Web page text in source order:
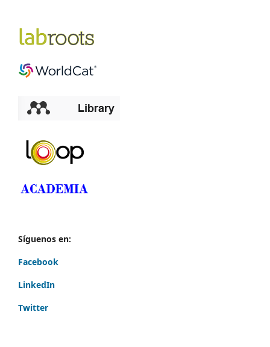
Síguenos en:
Facebook
LinkedIn
Twitter